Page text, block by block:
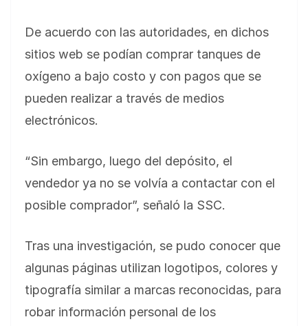
De acuerdo con las autoridades, en dichos
sitios web se podían comprar tanques de
oxígeno a bajo costo y con pagos que se
pueden realizar a través de medios
electrónicos.
“Sin embargo, luego del depósito, el
vendedor ya no se volvía a contactar con el
posible comprador”, señaló la SSC.
Tras una investigación, se pudo conocer que
algunas páginas utilizan logotipos, colores y
tipografía similar a marcas reconocidas, para
robar información personal de los